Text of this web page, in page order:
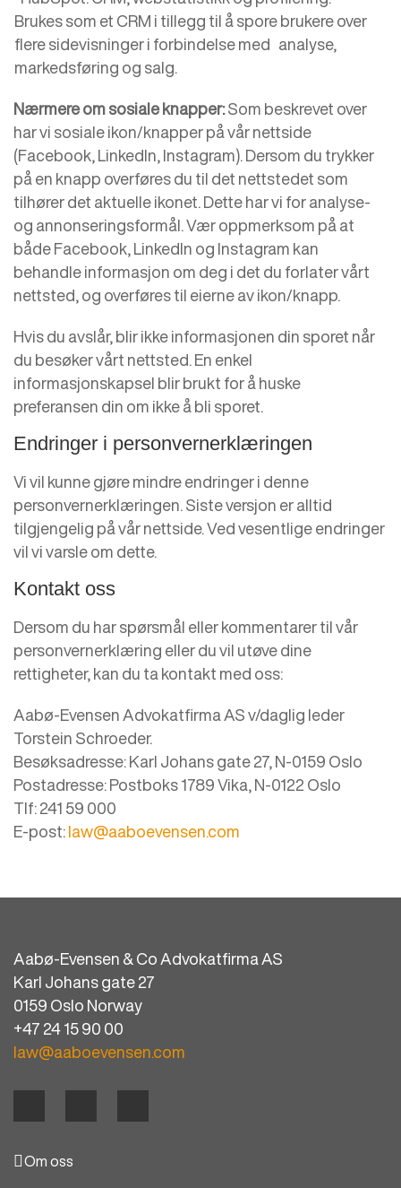
Brukes som et CRM i tillegg til å spore brukere over
flere sidevisninger i forbindelse med analyse,
markedsføring og salg.
Nærmere om sosiale knapper:Som beskrevet over
har vi sosiale ikon/knapper på vår nettside
(Facebook, LinkedIn, Instagram). Dersom du trykker
på en knapp overføres du til det nettstedet som
tilhører det aktuelle ikonet. Dette har vi for analyse-
og annonseringsformål. Vær oppmerksom på at
både Facebook, LinkedIn og Instagram kan
behandle informasjon om deg i det du forlater vårt
nettsted, og overføres til eierne av ikon/knapp.
Hvis du avslår, blir ikke informasjonen din sporet når
du besøker vårt nettsted. En enkel
informasjonskapsel blir brukt for å huske
preferansen din om ikke å bli sporet.
Endringer i personvernerklæringen
Vi vil kunne gjøre mindre endringer i denne
personvernerklæringen. Siste versjon er alltid
tilgjengelig på vår nettside. Ved vesentlige endringer
vil vi varsle om dette.
Kontakt oss
Dersom du har spørsmål eller kommentarer til vår
personvernerklæring eller du vil utøve dine
rettigheter, kan du ta kontakt med oss:
Aabø-Evensen Advokatfirma AS v/daglig leder
Torstein Schroeder.
Besøksadresse: Karl Johans gate 27, N-0159 Oslo
Postadresse: Postboks 1789 Vika, N-0122 Oslo
Tlf:241 59 000
E-post:law@aaboevensen.com
Aabø-Evensen & Co Advokatfirma AS
Karl Johans gate 27
0159 Oslo Norway
+47 24 15 90 00
law@aaboevensen.com
Om oss